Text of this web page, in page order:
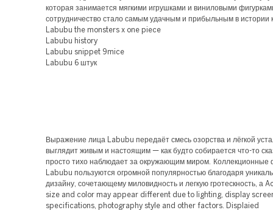
которая занимается мягкими игрушками и виниловыми
сотрудничество стало самым удачным и прибыльным в истории
Labubu the monsters x one piece
Labubu history
Labubu snippet 9mice
Labubu 6 штук
Выражение лица Labubu передаёт смесь озорства и лёгкой
выглядит живым и настоящим — как будто собирается что-то
просто тихо наблюдает за окружающим миром. Коллекционные
Labubu пользуются огромной популярностью благодаря
дизайну, сочетающему миловидность и легкую гротескность, а
size and color may appear different due to lighting, display
specifications, photography style and other factors. Displaied